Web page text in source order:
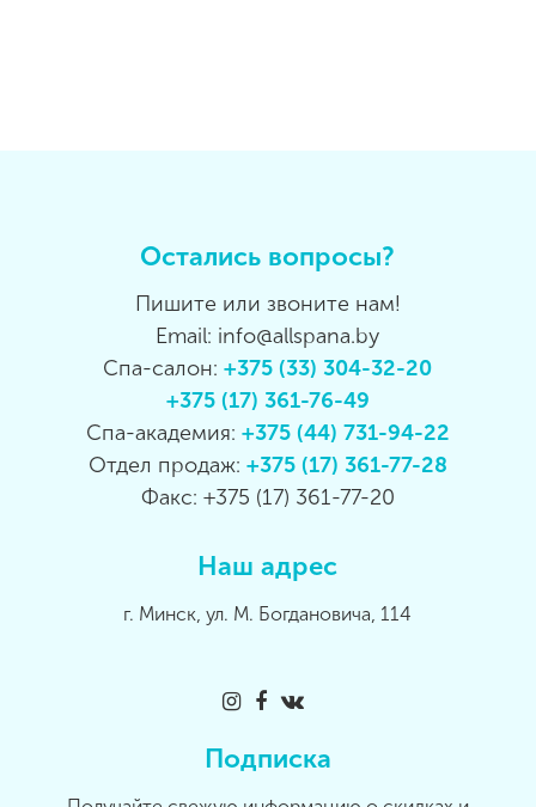
Остались вопросы?
Пишите или звоните нам!
Email: info@allspana.by
Спа-салон:+375 (33) 304-32-20
+375 (17) 361-76-49
Спа-академия: +375 (44) 731-94-22
Отдел продаж: +375 (17) 361-77-28
Факс: +375 (17) 361-77-20
Наш адрес
г. Минск, ул. М. Богдановича, 114
Подписка